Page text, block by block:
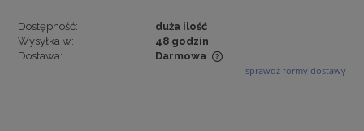
Dostępność:
duża ilość
Wysyłka w:
48 godzin
Dostawa:
Darmowa
Cena nie zawiera ewentualnych kosztów płatności
sprawdź formy dostawy